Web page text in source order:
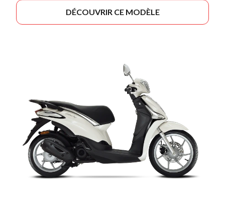
DÉCOUVRIR CE MODÈLE